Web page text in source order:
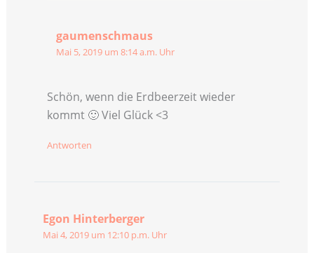
gaumenschmaus
Mai 5, 2019 um 8:14 a.m. Uhr
Schön, wenn die Erdbeerzeit wieder
kommt 🙂 Viel Glück <3
Antworten
Egon Hinterberger
Mai 4, 2019 um 12:10 p.m. Uhr